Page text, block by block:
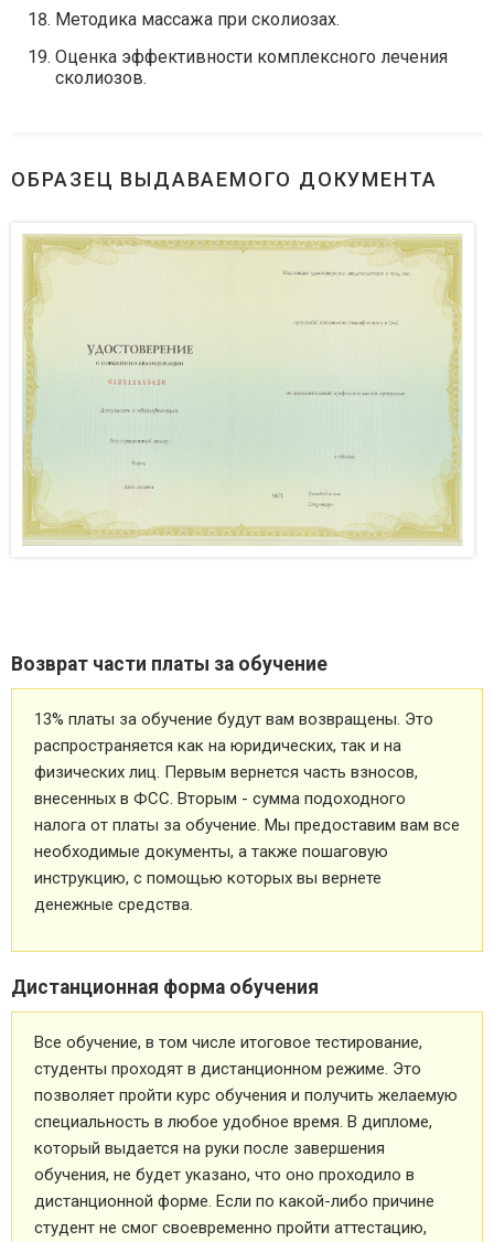
Методика массажа при сколиозах.
Оценка эффективности комплексного лечения
сколиозов.
ОБРАЗЕЦ ВЫДАВАЕМОГО ДОКУМЕНТА
Возврат части платы за обучение
13% платы за обучение будут вам возвращены. Это
распространяется как на юридических, так и на
физических лиц. Первым вернется часть взносов,
внесенных в ФСС. Вторым - сумма подоходного
налога от платы за обучение. Мы предоставим вам все
необходимые документы, а также пошаговую
инструкцию, с помощью которых вы вернете
денежные средства.
Дистанционная форма обучения
Все обучение, в том числе итоговое тестирование,
студенты проходят в дистанционном режиме. Это
позволяет пройти курс обучения и получить желаемую
специальность в любое удобное время. В дипломе,
который выдается на руки после завершения
обучения, не будет указано, что оно проходило в
дистанционной форме. Если по какой-либо причине
студент не смог своевременно пройти аттестацию,